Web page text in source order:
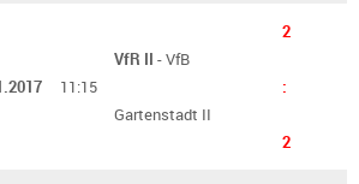
11:15
VfR II - VfB
Gartenstadt II
2
:
2